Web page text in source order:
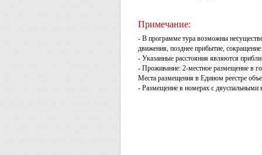
Примечание:
- В программе тура возможны
движения, позднее прибытие,
- Указанные расстояния являются
- Проживание: 2-местное размещение в
Места размещения в Едином реестре
- Размещение в номерах с